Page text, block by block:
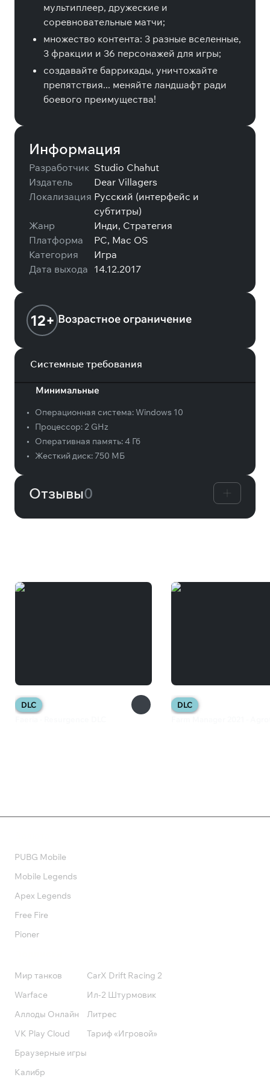
мультиплеер, дружеские и
соревновательные матчи;
множество контента: 3 разные вселенные,
3 фракции и 36 персонажей для игры;
создавайте баррикады, уничтожайте
препятствия... меняйте ландшафт ради
боевого преимущества!
Информация
Разработчик Studio Chahut
Издатель
Dear Villagers
Локализация Русский (интерфейс и
субтитры)
Жанр
Инди, Стратегия
Платформа
PC, Mac OS
Категория
Игра
Дата выхода 14.12.2017
12+ Возрастное ограничение
Системные требования
Минимальные
• Операционная система:Windows 10
•
Процессор:2 GHz
•
Оперативная память:4 Гб
•
Жесткий диск: 750 МБ
Отзывы0
DLC
DLC
PUBG Mobile
Mobile Legends
Apex Legends
Free Fire
Pioner
Мир танков
Warface
Аллоды Онлайн
VK Play Cloud
Браузерные игры
Калибр
CarX Drift Racing 2
Ил-2 Штурмовик
Литрес
Тариф «Игровой»